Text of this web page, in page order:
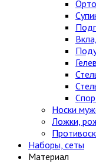
Носки
Ложки,
Наборы, сеты
Материал